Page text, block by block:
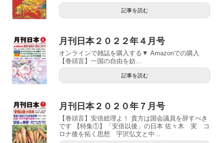
記事を読む
月刊日本２０２２年４月号
オンラインで雑誌を購入する▼ Amazonでの購入
【巻頭言】一国の自由を妨...
記事を読む
月刊日本２０２０年７月号
【巻頭言】安倍総理よ！ 貴方は国会議員を辞すべき
です 【特集①】「安倍以後」の日本 佐々木 実 コ
ロナ後を拓く思想 宇沢弘文と中...